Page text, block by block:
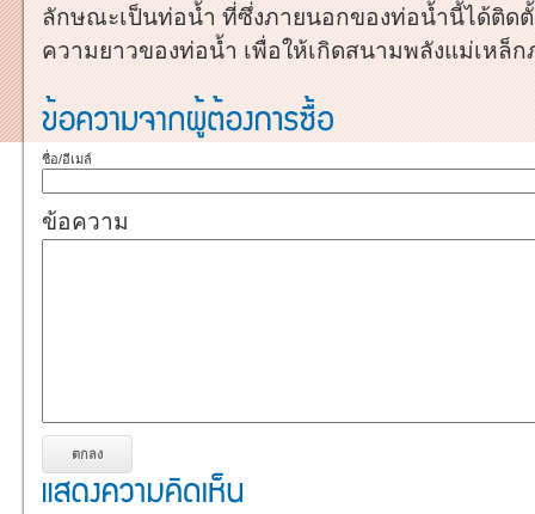
ลักษณะเป็นท่อน้ำ ที่ซึ่งภายนอกของท่อน้ำนี้ได้ติด
ความยาวของท่อน้ำ เพื่อให้เกิดสนามพลังแม่เหล็
ชื่อ/อีเมล์
ข้อความ